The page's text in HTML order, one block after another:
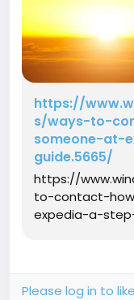
https://
s/ways-to-
someone-at-
guide.5665/
https://
to-contact-
expedia-a-
Please log in to